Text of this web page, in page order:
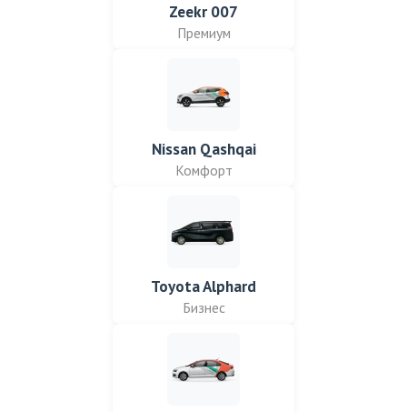
Zeekr 007
Премиум
Nissan Qashqai
Комфорт
Toyota Alphard
Бизнес